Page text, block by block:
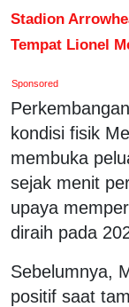
Stadion
Tempat Lionel
Sponsored
kondisi fisik
membuka
sejak menit
upaya
diraih pada
Sebelumnya,
positif saat